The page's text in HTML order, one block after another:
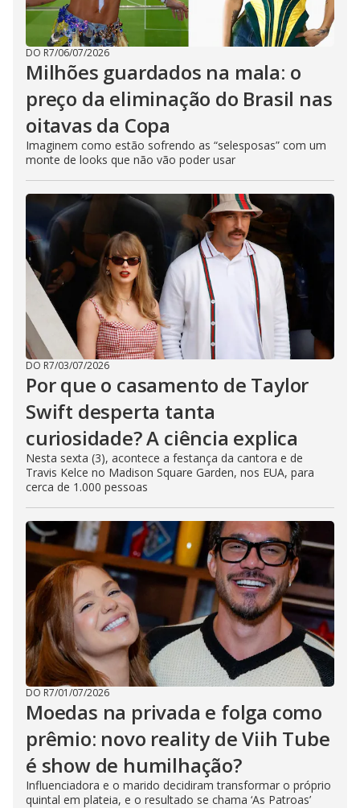
DO R7/06/07/2026
Milhões guardados na mala: o
preço da eliminação do Brasil nas
oitavas da Copa
Imaginem como estão sofrendo as “selesposas” com um
monte de looks que não vão poder usar
DO R7/03/07/2026
Por que o casamento de Taylor
Swift desperta tanta
curiosidade? A ciência explica
Nesta sexta (3), acontece a festança da cantora e de
Travis Kelce no Madison Square Garden, nos EUA, para
cerca de 1.000 pessoas
DO R7/01/07/2026
Moedas na privada e folga como
prêmio: novo reality de Viih Tube
é show de humilhação?
Influenciadora e o marido decidiram transformar o próprio
quintal em plateia, e o resultado se chama ‘As Patroas’